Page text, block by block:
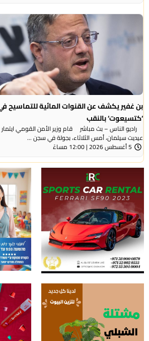
بن غفير يكشف عن القنوات المائية للتماسيح
‘كتسيعوت‘ بالنقب
راديو الناس – بث مباشر قام وزير الأمن القومي ايتمار بن
عيديت سيلمان، أمس الثلاثاء، بجولة في سجن ...
5 أغسطس 2026 | 12:00 مساءً